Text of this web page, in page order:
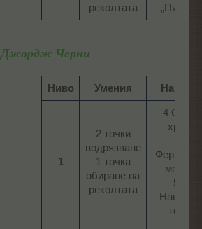
реколтата​
Джордж Черни
Ниво Умения Награда
1
2 точки
подрязване
1 точка
обиране на
реколтата​
4 Супер
храна
монета
595
точки​